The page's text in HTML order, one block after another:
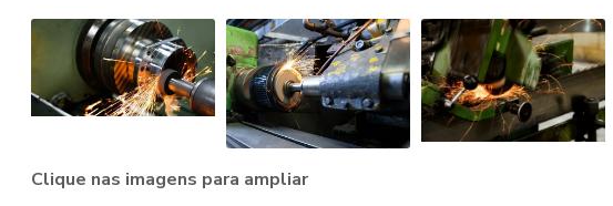
Clique nas imagens para ampliar